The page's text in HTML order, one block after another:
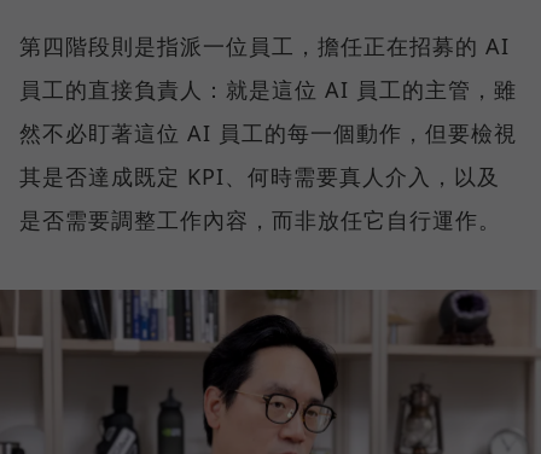
第四階段則是指派一位員工，擔任正在招募的 AI
員工的直接負責人：就是這位 AI 員工的主管，雖
然不必盯著這位 AI 員工的每一個動作，但要檢視
其是否達成既定 KPI、何時需要真人介入，以及
是否需要調整工作內容，而非放任它自行運作。